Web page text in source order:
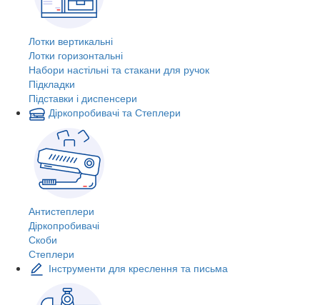
Лотки вертикальні
Лотки горизонтальні
Набори настільні та стакани для ручок
Підкладки
Підставки і диспенсери
Діркопробивачі та Степлери
Антистеплери
Діркопробивачі
Скоби
Степлери
Інструменти для креслення та письма